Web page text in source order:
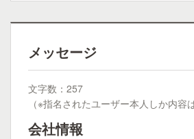
メッセージ
文字数：257
（※指名されたユーザー本人しか内容
会社情報